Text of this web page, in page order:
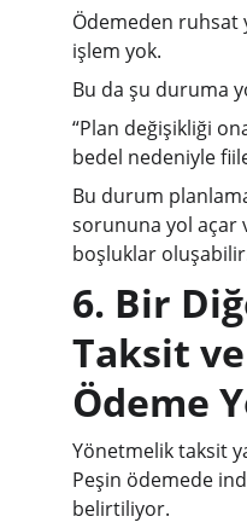
Ödemeden ruhsat
işlem yok.
Bu da şu duruma
“Plan değişikliği
bedel nedeniyle
Bu durum
sorununa yol açar
boşluklar
6. Bir
Taksit
Ödeme
Yönetmelik taksit
Peşin ödemede
belirtiliyor.